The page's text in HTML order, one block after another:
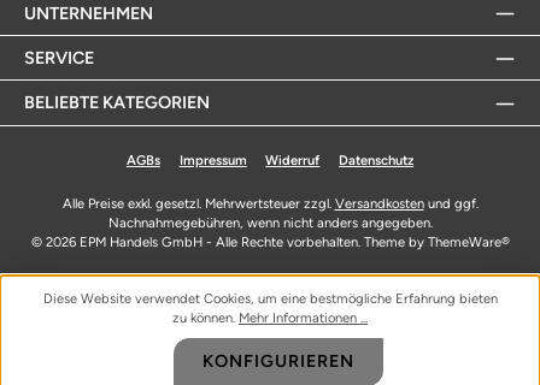
UNTERNEHMEN
SERVICE
BELIEBTE KATEGORIEN
AGBs Impressum Widerruf Datenschutz
Alle Preise exkl. gesetzl. Mehrwertsteuer zzgl. Versandkostenund ggf.
Nachnahmegebühren, wenn nicht anders angegeben.
© 2026 EPM Handels GmbH - Alle Rechte vorbehalten. Theme by ThemeWare®
Diese Website verwendet Cookies, um eine bestmögliche Erfahrung bieten
zu können. Mehr Informationen ...
KONFIGURIEREN